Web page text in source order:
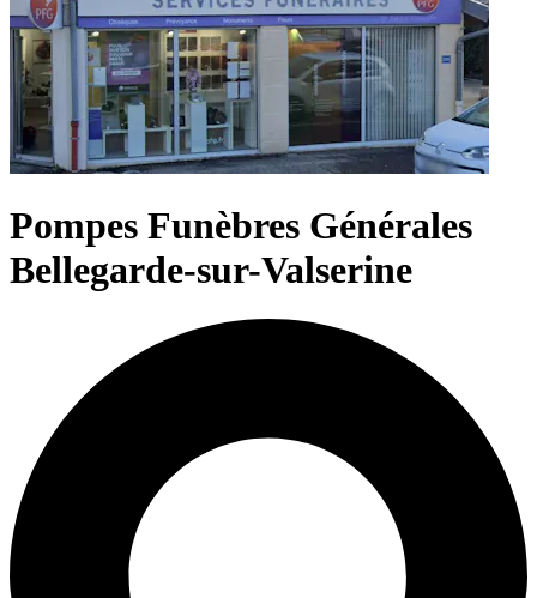
Pompes Funèbres Générales
Bellegarde-sur-Valserine